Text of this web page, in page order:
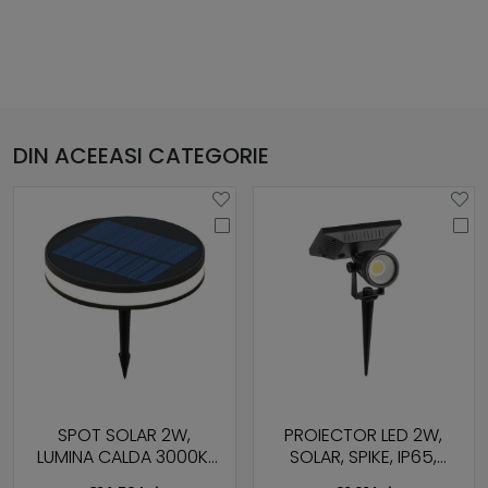
DIN ACEEASI CATEGORIE
SPOT SOLAR 2W,
LUMINA CALDA 3000K,
PROIECTOR LED 2W,
SOLAR, SPIKE, IP65,